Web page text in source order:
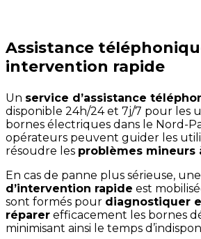
Assistance
intervention rapide
Un service d’assistance
disponible 24h/24 et 7j/7 pour les
bornes électriques dans le Nord-
opérateurs peuvent guider les
résoudre les problèmes mineurs
En cas de panne plus sérieuse, une
d’intervention rapide est
sont formés pour diagnostiquer
réparer efficacement les bornes
minimisant ainsi le temps